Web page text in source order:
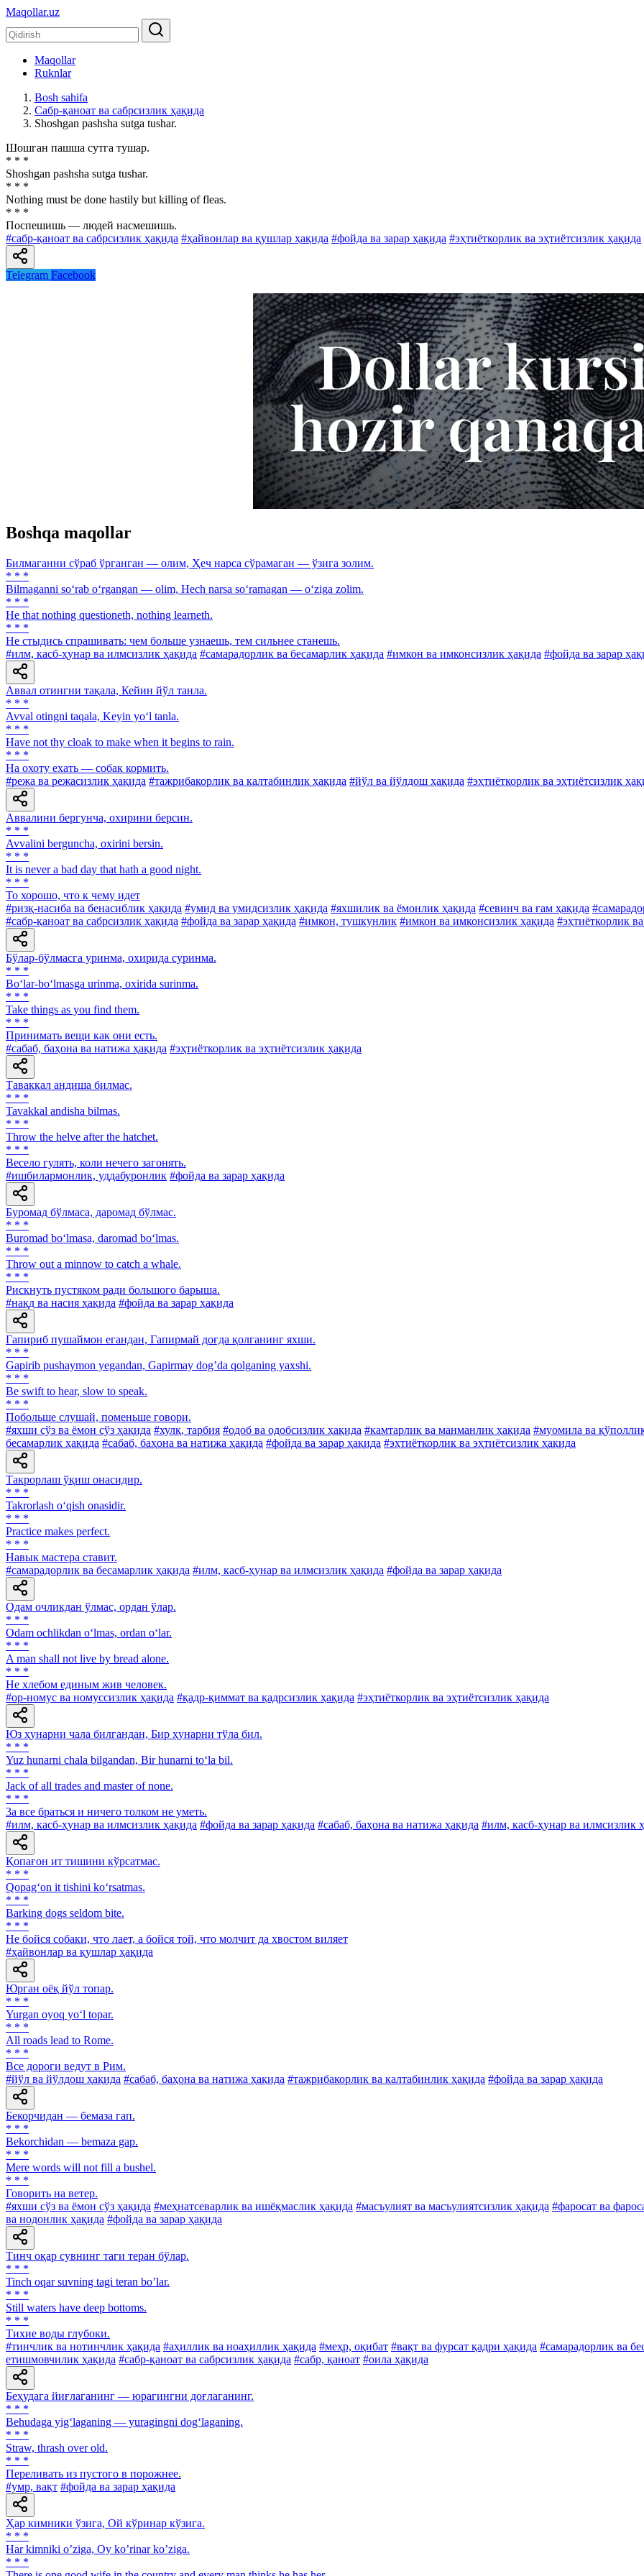
Maqollar.uz
Maqollar
Ruknlar
Bosh sahifa
Сабр-қаноат ва сабрсизлик ҳақида
Shoshgan pashsha sutga tushar.
Шошган пашша сутга тушар.
* * *
Shoshgan pashsha sutga tushar.
* * *
Nothing must be done hastily but killing of fleas.
* * *
Поспешишь — людей насмешишь.
#сабр-қаноат ва сабрсизлик ҳақида #ҳайвонлар ва қушлар ҳақида #фойда ва зарар ҳақида #эҳтиёткорлик ва эҳтиётсизлик ҳақида
Telegram Facebook
Boshqa maqollar
Билмаганни сўраб ўрганган — олим, Ҳеч нарса сўрамаган — ўзига золим.
* * *
Bilmaganni so‘rab o‘rgangan — olim, Hech narsa so‘ramagan — o‘ziga zolim.
* * *
He that nothing questioneth, nothing learneth.
* * *
He стыдись спрашивать: чем больше узнаешь, тем сильнее станешь.
#илм, касб-ҳунар ва илмсизлик ҳақида #самарадорлик ва бесамарлик ҳақида #имкон ва имконсизлик ҳақида #фойда ва зарар
Аввал отингни тақала, Кейин йўл танла.
* * *
Avval otingni taqala, Keyin yo‘l tanla.
* * *
Have not thy cloak to make when it begins to rain.
* * *
Ha охоту ехать — собак кормить.
#режа ва режасизлик ҳақида #тажрибакорлик ва калтабинлик ҳақида #йўл ва йўлдош ҳақида #эҳтиёткорлик ва эҳтиётсизлик
Аввалини бергунча, охирини берсин.
* * *
Avvalini berguncha, oxirini bersin.
* * *
It is never a bad day that hath a good night.
* * *
To хорошо, что к чему идет
#ризқ-насиба ва бенасиблик ҳақида #умид ва умидсизлик ҳақида #яхшилик ва ёмонлик ҳақида #севинч ва ғам ҳақида
#сабр-қаноат ва сабрсизлик ҳақида #фойда ва зарар ҳақида #имкон, тушкунлик #имкон ва имконсизлик ҳақида #эҳтиёткорлик
Бўлар-бўлмасга уринма, охирида суринма.
* * *
Bo‘lar-bo‘lmasga urinma, oxirida surinma.
* * *
Take things as you find them.
* * *
Принимать вещи как они есть.
#сабаб, баҳона ва натижа ҳақида #эҳтиёткорлик ва эҳтиётсизлик ҳақида
Таваккал андиша билмас.
* * *
Tavakkal andisha bilmas.
* * *
Throw the helve after the hatchet.
* * *
Весело гулять, коли нечего загонять.
#ишбилармонлик, уддабуронлик #фойда ва зарар ҳақида
Буромад бўлмаса, даромад бўлмас.
* * *
Buromad bo‘lmasa, daromad bo‘lmas.
* * *
Throw out a minnow to catch a whale.
* * *
Рискнуть пустяком ради большого барыша.
#нақд ва насия ҳақида #фойда ва зарар ҳақида
Гапириб пушаймон егандан, Гапирмай доғда қолганинг яхши.
* * *
Gapirib pushaymon yegandan, Gapirmay dogʼda qolganing yaxshi.
* * *
Be swift to hear, slow to speak.
* * *
Побольше слушай, поменьше говори.
#яхши сўз ва ёмон сўз ҳақида #хулқ, тарбия #одоб ва одобсизлик ҳақида #камтарлик ва манманлик ҳақида #муомила ва
бесамарлик ҳақида #сабаб, баҳона ва натижа ҳақида #фойда ва зарар ҳақида #эҳтиёткорлик ва эҳтиётсизлик ҳақида
Такрорлаш ўқиш онасидир.
* * *
Takrorlash o‘qish onasidir.
* * *
Practice makes perfect.
* * *
Навык мастера ставит.
#самарадорлик ва бесамарлик ҳақида #илм, касб-ҳунар ва илмсизлик ҳақида #фойда ва зарар ҳақида
Одам очликдан ўлмас, ордан ўлар.
* * *
Odam ochlikdan o‘lmas, ordan o‘lar.
* * *
A man shall not live by bread alone.
* * *
He хлебом единым жив человек.
#ор-номус ва номуссизлик ҳақида #қадр-қиммат ва қадрсизлик ҳақида #эҳтиёткорлик ва эҳтиётсизлик ҳақида
Юз ҳунарни чала билгандан, Бир ҳунарни тўла бил.
* * *
Yuz hunarni chala bilgandan, Bir hunarni to‘la bil.
* * *
Jack of all trades and master of none.
* * *
3a все браться и ничего толком не уметь.
#илм, касб-ҳунар ва илмсизлик ҳақида #фойда ва зарар ҳақида #сабаб, баҳона ва натижа ҳақида #илм, касб-ҳунар ва илмсизлик
Қопағон ит тишини кўрсатмас.
* * *
Qopag‘on it tishini ko‘rsatmas.
* * *
Barking dogs seldom bite.
* * *
Не бойся собаки, что лает, а бойся той, что молчит да хвостом виляет
#ҳайвонлар ва қушлар ҳақида
Юрган оёқ йўл топар.
* * *
Yurgan oyoq yo‘l topar.
* * *
All roads lead to Rome.
* * *
Все дороги ведут в Рим.
#йўл ва йўлдош ҳақида #сабаб, баҳона ва натижа ҳақида #тажрибакорлик ва калтабинлик ҳақида #фойда ва зарар ҳақида
Бекорчидан — бемаза гап.
* * *
Bekorchidan — bemaza gap.
* * *
Mere words will not fill a bushel.
* * *
Говорить на ветер.
#яхши сўз ва ёмон сўз ҳақида #меҳнатсеварлик ва ишёқмаслик ҳақида #масъулият ва масъулиятсизлик ҳақида #фаросат ва
ва нодонлик ҳақида #фойда ва зарар ҳақида
Тинч оқар сувнинг таги теран бўлар.
* * *
Tinch oqar suvning tagi teran bo’lar.
* * *
Still waters have deep bottoms.
* * *
Тихие воды глубоки.
#тинчлик ва нотинчлик ҳақида #аҳиллик ва ноаҳиллик ҳақида #меҳр, оқибат #вақт ва фурсат қадри ҳақида #самарадорлик ва
етишмовчилик ҳақида #сабр-қаноат ва сабрсизлик ҳақида #сабр, қаноат #оила ҳақида
Беҳудага йиғлаганинг — юрагингни доғлаганинг.
* * *
Behudaga yig‘laganing — yuragingni dog‘laganing.
* * *
Straw, thrash over old.
* * *
Переливать из пустого в порожнее.
#умр, вақт #фойда ва зарар ҳақида
Ҳар кимники ўзига, Ой кўринар кўзига.
* * *
Har kimniki oʼziga, Oy koʼrinar koʼziga.
* * *